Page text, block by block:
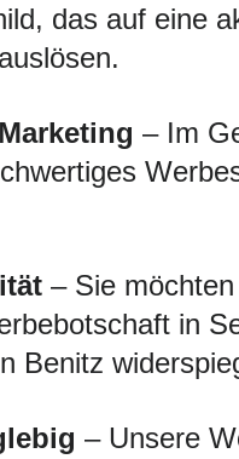
das auf eine
– Im
– Sie
in
Benitz
– Unsere